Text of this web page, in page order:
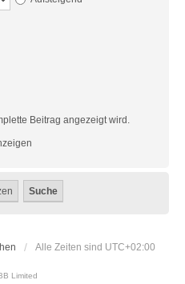
Beitrag angezeigt wird.
Alle Zeiten sind UTC+02:00
Limited